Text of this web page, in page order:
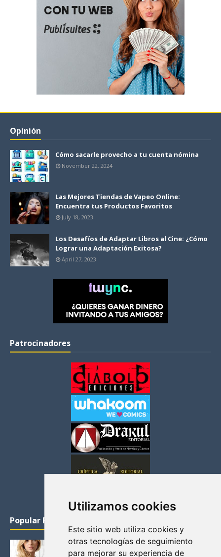
Utilizamos cookies
Este sitio web utiliza cookies y
otras tecnologías de seguimiento
para mejorar su experiencia de
Opinión
Cómo sacarle provecho a tu cuenta nómina
November 22, 2024
Las Mejores Tiendas de Vapeo Online:
Encuentra tus Productos Favoritos
July 18, 2023
Los Desafíos de Adaptar Libros al Cine: ¿Cómo
Lograr una Adaptación Exitosa?
April 27, 2023
Patrocinadores
Popular Posts
KATHERYN WINNICK: LA ACTRIZ MAS GUAPA DE
VIKINGOS